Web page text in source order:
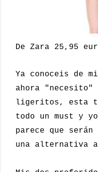
De Zara 25,95
Ya conoceis de
ahora
ligeritos, esta
todo un must y yo
parece que serán
una alternativa